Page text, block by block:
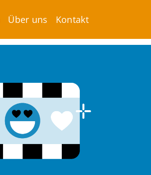
Über uns Kontakt